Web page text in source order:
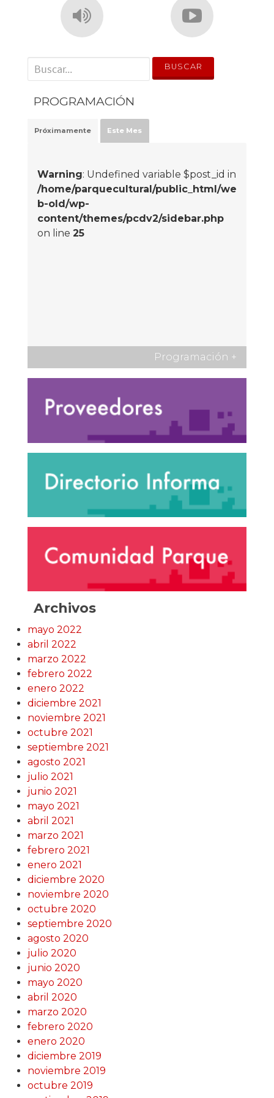
' . __('Search for:') . '
PROGRAMACIÓN
Próximamente Este Mes
Warning: Undefined variable $post_id in
/home/parquecultural/public_html/we
b-old/wp-
content/themes/pcdv2/sidebar.php
on line 25
Programación +
Archivos
mayo 2022
abril 2022
marzo 2022
febrero 2022
enero 2022
diciembre 2021
noviembre 2021
octubre 2021
septiembre 2021
agosto 2021
julio 2021
junio 2021
mayo 2021
abril 2021
marzo 2021
febrero 2021
enero 2021
diciembre 2020
noviembre 2020
octubre 2020
septiembre 2020
agosto 2020
julio 2020
junio 2020
mayo 2020
abril 2020
marzo 2020
febrero 2020
enero 2020
diciembre 2019
noviembre 2019
octubre 2019